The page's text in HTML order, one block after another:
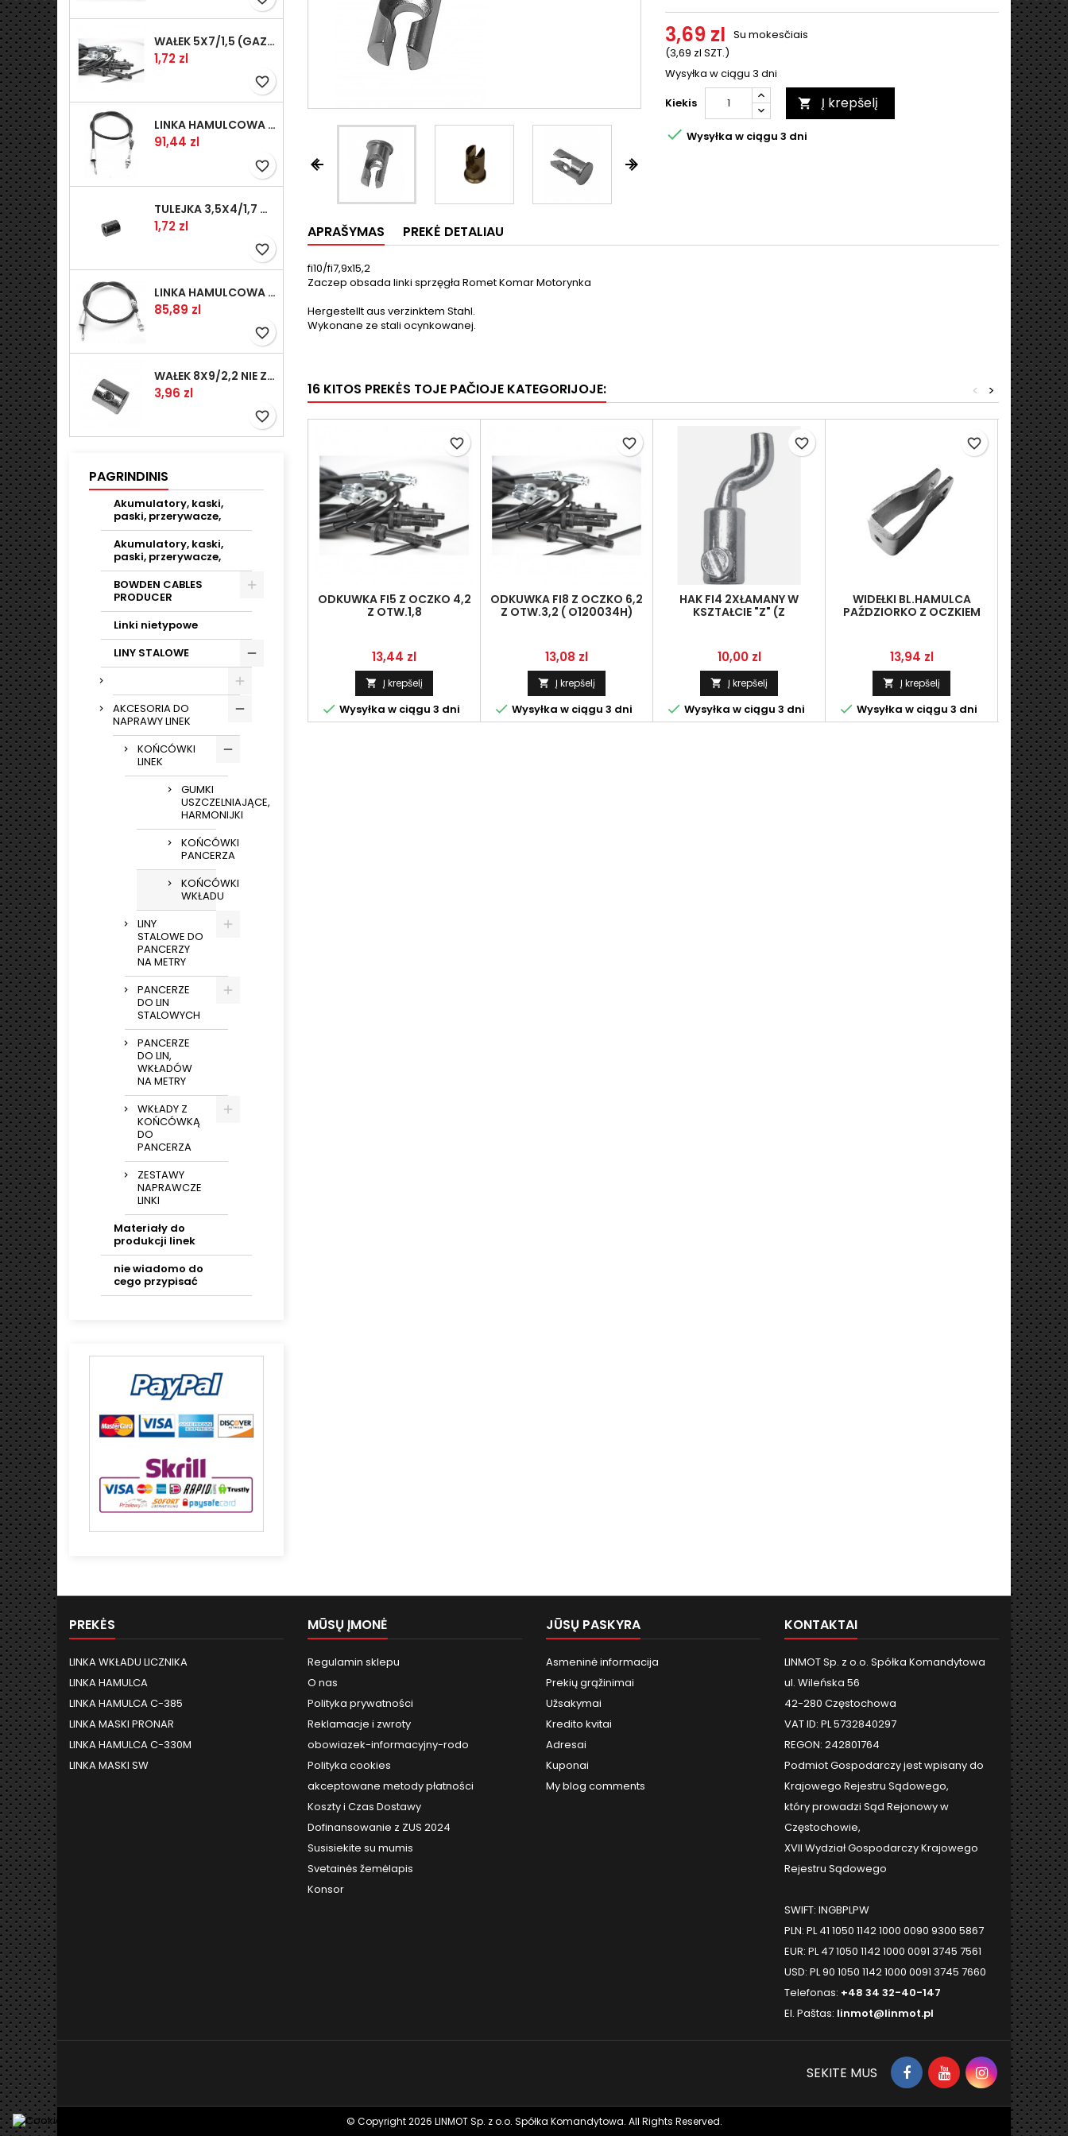
WAŁEK 5X7/1,5 (GAZ WSK)(PR5)
Kaina
1,72 zl
favorite_border
LINKA HAMULCOWA PRZYCZEPY KNOTT 1240/1030 33921-1.11S
Kaina
91,44 zl
favorite_border
TULEJKA 3,5X4/1,7 GAZÓW -OCYNK
Kaina
1,72 zl
favorite_border
LINKA HAMULCOWA PRZYCZEPY KNOTT 1040/830 33921-1.07S
Kaina
85,89 zl
favorite_border
WAŁEK 8X9/2,2 NIE ZAMAWIAĆ
Kaina
3,96 zl
favorite_border
PAGRINDINIS
Akumulatory, kaski,
paski, przerywacze,
Akumulatory, kaski,
paski, przerywacze,
BOWDEN CABLES
PRODUCER
Linki nietypowe
LINY STALOWE
AKCESORIA DO
NAPRAWY LINEK
KOŃCÓWKI
LINEK
GUMKI
USZCZELNIAJĄCE,
HARMONIJKI
KOŃCÓWKI
PANCERZA
KOŃCÓWKI
WKŁADU
LINY
STALOWE DO
PANCERZY
NA METRY
PANCERZE
DO LIN
STALOWYCH
PANCERZE
DO LIN,
WKŁADÓW
NA METRY
WKŁADY Z
KOŃCÓWKĄ
DO
PANCERZA
ZESTAWY
NAPRAWCZE
LINKI
Materiały do
produkcji linek
nie wiadomo do
cego przypisać
 
 
3,69 zl
(3,69 zl SZT.)
Su mokesčiais
Wysyłka w ciągu 3 dni
Kiekis
 Į krepšelį
 Wysyłka w ciągu 3 dni
APRAŠYMAS PREKĖ DETALIAU
fi10/fi7,9x15,2
Zaczep obsada linki sprzęgła Romet Komar Motorynka
Hergestellt aus verzinktem Stahl.
Wykonane ze stali ocynkowanej.
16 KITOS PREKĖS TOJE PAČIOJE KATEGORIJOJE: >
<
ODKUWKA FI5 Z OCZKO 4,2
Z OTW.1,8
Kaina
13,44 zl
 Į krepšelį
 Wysyłka w ciągu 3 dni
favorite_border
ODKUWKA FI8 Z OCZKO 6,2
Z OTW.3,2 ( O120034H)
Kaina
13,08 zl
 Į krepšelį
 Wysyłka w ciągu 3 dni
favorite_border
HAK FI4 2XŁAMANY W
KSZTAŁCIE "Z" (Z
Kaina
10,00 zl
 Į krepšelį
 Wysyłka w ciągu 3 dni
favorite_border
WIDEŁKI BL.HAMULCA
PAŹDZIORKO Z OCZKIEM
Kaina
13,94 zl
 Į krepšelį
 Wysyłka w ciągu 3 dni
favorite_border
OCZKO


PREKĖS
LINKA WKŁADU LICZNIKA
LINKA HAMULCA
LINKA HAMULCA C-385
LINKA MASKI PRONAR
LINKA HAMULCA C-330M
LINKA MASKI SW
MŪSŲ ĮMONĖ
Regulamin sklepu
O nas
Polityka prywatności
Reklamacje i zwroty
obowiazek-informacyjny-rodo
Polityka cookies
akceptowane metody płatności
Koszty i Czas Dostawy
Dofinansowanie z ZUS 2024
Susisiekite su mumis
Svetainės žemėlapis
Konsor
JŪSŲ PASKYRA
Asmeninė informacija
Prekių grąžinimai
Užsakymai
Kredito kvitai
Adresai
Kuponai
My blog comments
KONTAKTAI
LINMOT Sp. z o.o. Spółka Komandytowa
ul. Wileńska 56
42-280 Częstochowa
VAT ID: PL 5732840297
REGON: 242801764
Podmiot Gospodarczy jest wpisany do
Krajowego Rejestru Sądowego,
który prowadzi Sąd Rejonowy w
Częstochowie,
XVII Wydział Gospodarczy Krajowego
Rejestru Sądowego
SWIFT: INGBPLPW
PLN: PL 41 1050 1142 1000 0090 9300 5867
EUR: PL 47 1050 1142 1000 0091 3745 7561
USD: PL 90 1050 1142 1000 0091 3745 7660
Telefonas: +48 34 32-40-147
El. Paštas: linmot@linmot.pl
SEKITE MUS
© Copyright 2026 LINMOT Sp. z o.o. Spółka Komandytowa. All Rights Reserved.